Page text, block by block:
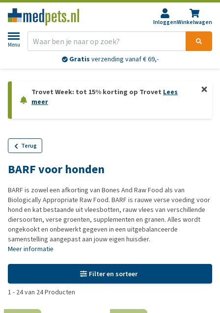
InloggenWinkelwagen
Menu
Gratis verzending vanaf € 69,-
Trovet Week: tot 15% korting op Trovet Lees
meer
Terug
BARF voor honden
BARF is zowel een afkorting van Bones And Raw Food als van
Biologically Appropriate Raw Food. BARF is rauwe verse voeding voor
hond en kat bestaande uit vleesbotten, rauw vlees van verschillende
diersoorten, verse groenten, supplementen en granen. Alles wordt
ongekookt en onbewerkt gegeven in een uitgebalanceerde
samenstelling aangepast aan jouw eigen huisdier.
Meer informatie
Filter en sorteer
1 - 24van 24Producten